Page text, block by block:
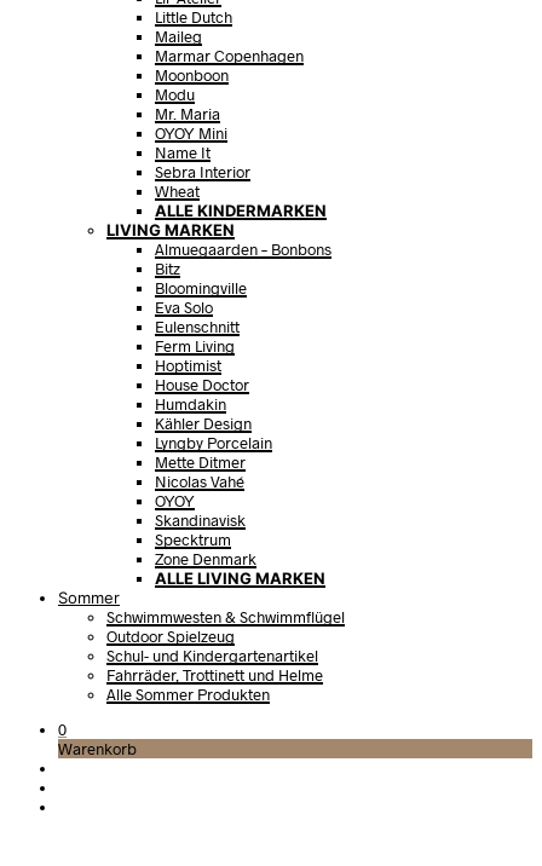
Little Dutch
Maileg
Marmar Copenhagen
Moonboon
Modu
Mr. Maria
OYOY Mini
Name It
Sebra Interior
Wheat
ALLE KINDERMARKEN
LIVING MARKEN
Almuegaarden – Bonbons
Bitz
Bloomingville
Eva Solo
Eulenschnitt
Ferm Living
Hoptimist
House Doctor
Humdakin
Kähler Design
Lyngby Porcelain
Mette Ditmer
Nicolas Vahé
OYOY
Skandinavisk
Specktrum
Zone Denmark
ALLE LIVING MARKEN
Sommer
Schwimmwesten & Schwimmflügel
Outdoor Spielzeug
Schul- und Kindergartenartikel
Fahrräder, Trottinett und Helme
Alle Sommer Produkten
0
Warenkorb